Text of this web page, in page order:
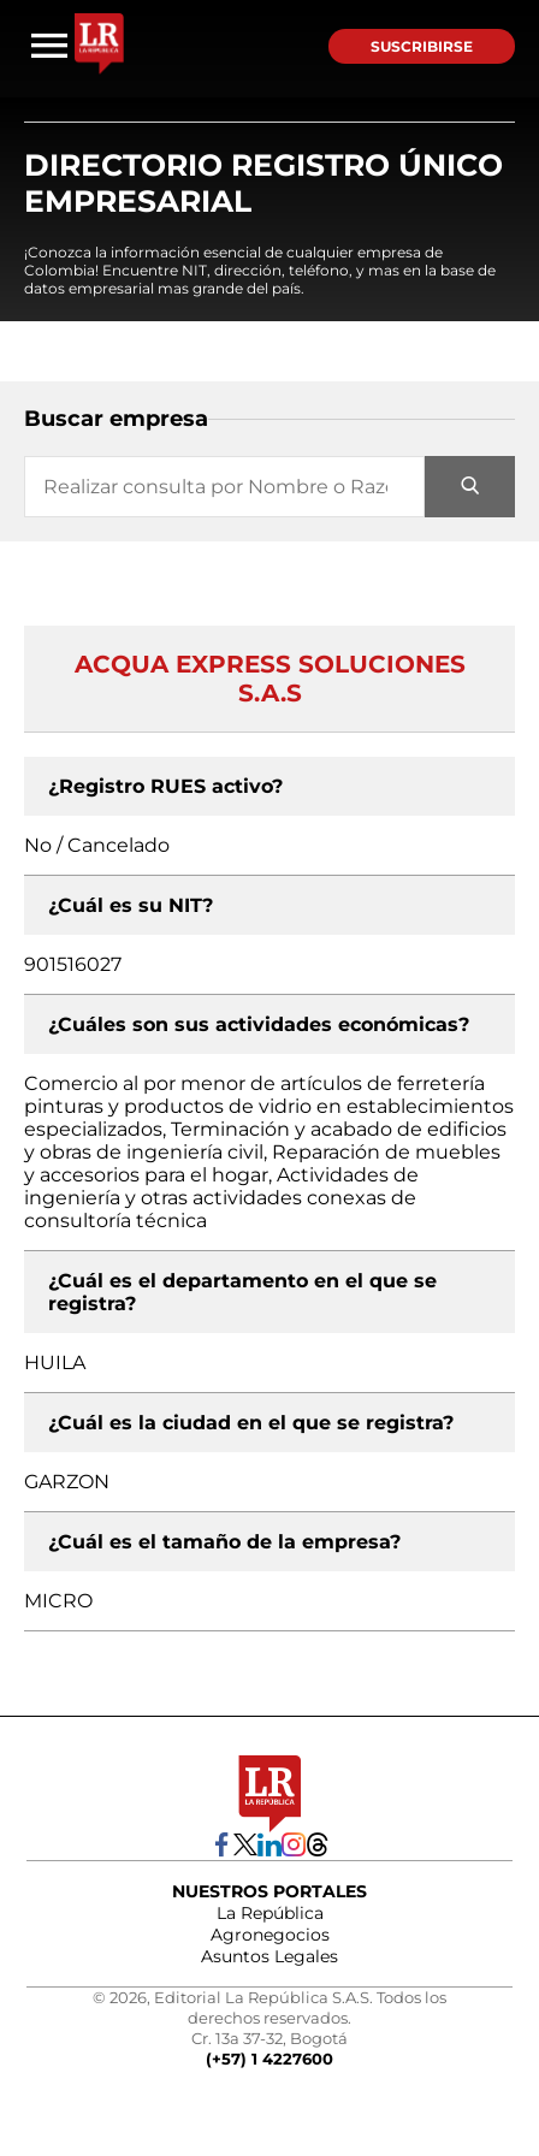
SUSCRIBIRSE
DIRECTORIO REGISTRO ÚNICO
EMPRESARIAL
¡Conozca la información esencial de cualquier empresa de
Colombia! Encuentre NIT, dirección, teléfono, y mas en la base de
datos empresarial mas grande del país.
Buscar empresa
ACQUA EXPRESS SOLUCIONES
S.A.S
¿Registro RUES activo?
No / Cancelado
¿Cuál es su NIT?
901516027
¿Cuáles son sus actividades económicas?
Comercio al por menor de artículos de ferretería
pinturas y productos de vidrio en establecimientos
especializados, Terminación y acabado de edificios
y obras de ingeniería civil, Reparación de muebles
y accesorios para el hogar, Actividades de
ingeniería y otras actividades conexas de
consultoría técnica
¿Cuál es el departamento en el que se
registra?
HUILA
¿Cuál es la ciudad en el que se registra?
GARZON
¿Cuál es el tamaño de la empresa?
MICRO
NUESTROS PORTALES
La República
Agronegocios
Asuntos Legales
© 2026, Editorial La República S.A.S. Todos los
derechos reservados.
Cr. 13a 37-32, Bogotá
(+57) 1 4227600